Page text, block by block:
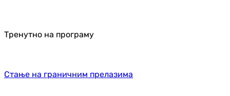
Тренутно на програму
Стање на граничним прелазима